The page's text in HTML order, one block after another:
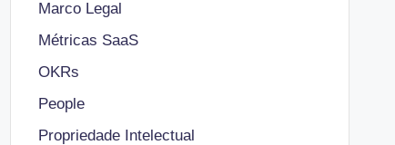
Marco Legal
Métricas SaaS
OKRs
People
Propriedade Intelectual